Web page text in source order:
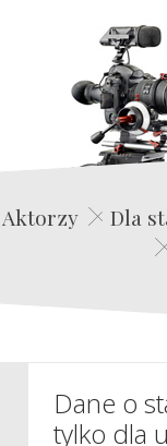
Aktorzy Dla
Dane o
tylko dla